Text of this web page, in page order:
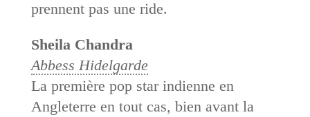
prennent pas une ride.
Sheila Chandra
Abbess Hidelgarde
La première pop star indienne en
Angleterre en tout cas, bien avant la